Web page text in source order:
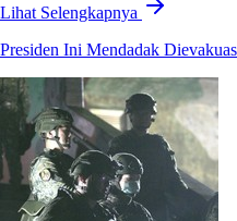
Lihat Selengkapnya
Presiden Ini Mendadak